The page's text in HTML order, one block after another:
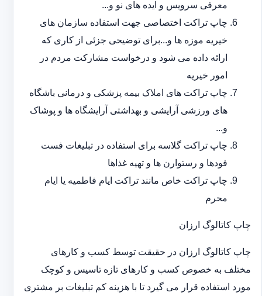
معرفی سرویس و ایده های نو و...
چاپ تراکت اختصاصی جهت استفاده سازمان های
خیریه موزه ها و...برای توضیحی جزئی از کاری که
ارائه داده می شود و درخواست مشارکت مردم در
امور خیریه
چاپ تراکت های املاک بیمه پزشکی و درمانی باشگاه
های ورزشی آرایشی و بهداشتی آرایشگاه ها و پوشاک
و...
چاپ تراکت گلاسه برای استفاده در تبلیغات فست
فودها و رستوارن ها و تهیه غذاها
چاپ تراکت خاص مانند تراکت ایام فاطمیه یا ایام
محرم
چاپ کاتالوگ ارزان
چاپ کاتالوگ ارزان در حقیقت توسط کسب و کارهای
مختلف به خصوص کسب و کارهای تازه تاسیس و کوچک
مورد استفاده قرار می گیرد تا با هزینه کم تبلیغات بر مشتری